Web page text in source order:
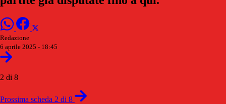
Redazione
6 aprile 2025 - 18:45
2 di 8
Prossima scheda 2 di 8